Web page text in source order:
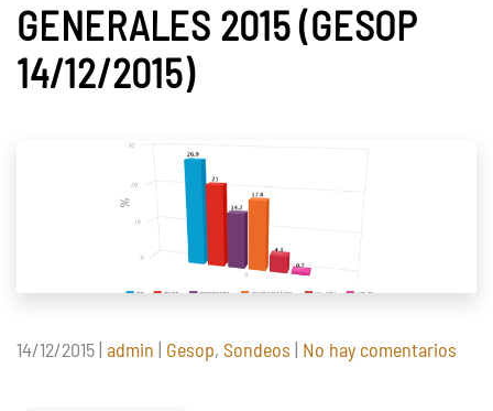
GENERALES 2015 (GESOP
14/12/2015)
14/12/2015| admin | Gesop, Sondeos | No hay comentarios